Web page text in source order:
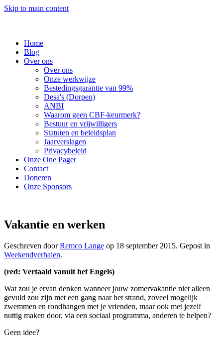
Skip to main content
Home
Blog
Over ons
Over ons
Onze werkwijze
Bestedingsgarantie van 99%
Desa's (Dorpen)
ANBI
Waarom geen CBF-keurmerk?
Bestuur en vrijwilligers
Statuten en beleidsplan
Jaarverslagen
Privacybeleid
Onze One Pager
Contact
Doneren
Onze Sponsors
Vakantie en werken
Geschreven doorRemco Lange op 18 september 2015. Gepost in
Weekendverhalen.
(red: Vertaald vanuit het Engels)
Wat zou je ervan denken wanneer jouw zomervakantie niet alleen
gevuld zou zijn met een gang naar het strand, zoveel mogelijk
zwemmen en rondhangen met je vrienden, maar ook met jezelf
nuttig maken door, via een sociaal programma, anderen te helpen?
Geen idee?